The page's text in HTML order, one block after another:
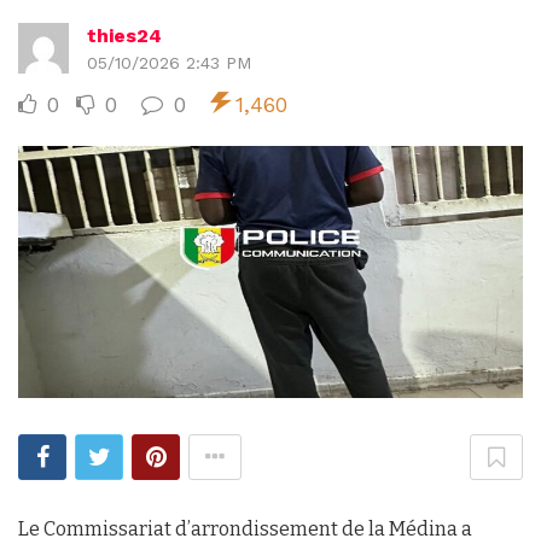
thies24
05/10/2026 2:43 PM
0 0 0 1,460
Le Commissariat d’arrondissement de la Médina a